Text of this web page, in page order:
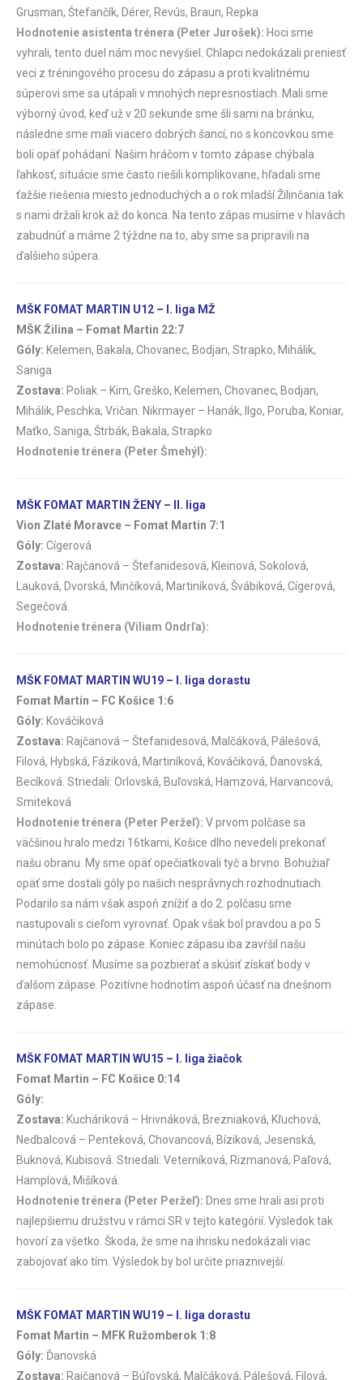
Grusman, Štefančík, Dérer, Revús, Braun, Repka
Hodnotenie asistenta trénera (Peter Jurošek): Hoci sme
vyhrali, tento duel nám moc nevyšiel. Chlapci nedokázali preniesť
veci z tréningového procesu do zápasu a proti kvalitnému
súperovi sme sa utápali v mnohých nepresnostiach. Mali sme
výborný úvod, keď už v 20 sekunde sme šli sami na bránku,
následne sme mali viacero dobrých šancí, no s koncovkou sme
boli opäť pohádaní. Našim hráčom v tomto zápase chýbala
ľahkosť, situácie sme často riešili komplikovane, hľadali sme
ťažšie riešenia miesto jednoduchých a o rok mladší Žilinčania tak
s nami držali krok až do konca. Na tento zápas musíme v hlavách
zabudnúť a máme 2 týždne na to, aby sme sa pripravili na
ďalšieho súpera.
MŠK FOMAT MARTIN U12 – I. liga MŽ
MŠK Žilina – Fomat Martin 22:7
Góly: Kelemen, Bakala, Chovanec, Bodjan, Strapko, Mihálik,
Saniga
Zostava: Poliak – Kirn, Greško, Kelemen, Chovanec, Bodjan,
Mihálik, Peschka, Vričan. Nikrmayer – Hanák, Ilgo, Poruba, Koniar,
Maťko, Saniga, Štrbák, Bakala, Strapko
Hodnotenie trénera (Peter Šmehýl):
MŠK FOMAT MARTIN ŽENY – II. liga
Vion Zlaté Moravce – Fomat Martin 7:1
Góly: Cígerová
Zostava: Rajčanová – Štefanidesová, Kleinová, Sokolová,
Lauková, Dvorská, Minčíková, Martiníková, Švábiková, Cígerová,
Segečová.
Hodnotenie trénera (Viliam Ondrľa):
MŠK FOMAT MARTIN WU19 – I. liga dorastu
Fomat Martin – FC Košice 1:6
Góly: Kováčiková
Zostava: Rajčanová – Štefanidesová, Malčáková, Pálešová,
Filová, Hybská, Fáziková, Martiníková, Kováčiková, Ďanovská,
Becíková. Striedali: Orlovská, Buľovská, Hamzová, Harvancová,
Smiteková
Hodnotenie trénera (Peter Peržeľ): V prvom polčase sa
väčšinou hralo medzi 16tkami, Košice dlho nevedeli prekonať
našu obranu. My sme opäť opečiatkovali tyč a brvno. Bohužiaľ
opäť sme dostali góly po našich nesprávnych rozhodnutiach.
Podarilo sa nám však aspoň znížiť a do 2. polčasu sme
nastupovali s cieľom vyrovnať. Opak však bol pravdou a po 5
minútach bolo po zápase. Koniec zápasu iba zavŕšil našu
nemohúcnosť. Musíme sa pozbierať a skúsiť získať body v
ďalšom zápase. Pozitívne hodnotím aspoň účasť na dnešnom
zápase.
MŠK FOMAT MARTIN WU15 – I. liga žiačok
Fomat Martin – FC Košice 0:14
Góly:
Zostava: Kucháriková – Hrivnáková, Brezniaková, Kľuchová,
Nedbalcová – Penteková, Chovancová, Bíziková, Jesenská,
Buknová, Kubisová. Striedali: Veterníková, Rizmanová, Paľová,
Hamplová, Mišíková.
Hodnotenie trénera (Peter Peržeľ): Dnes sme hrali asi proti
najlepšiemu družstvu v rámci SR v tejto kategórií. Výsledok tak
hovorí za všetko. Škoda, že sme na ihrisku nedokázali viac
zabojovať ako tím. Výsledok by bol určite priaznivejší.
MŠK FOMAT MARTIN WU19 – I. liga dorastu
Fomat Martin – MFK Ružomberok 1:8
Góly: Ďanovská
Zostava: Rajčanová – Búľovská, Malčáková, Pálešová, Filová,